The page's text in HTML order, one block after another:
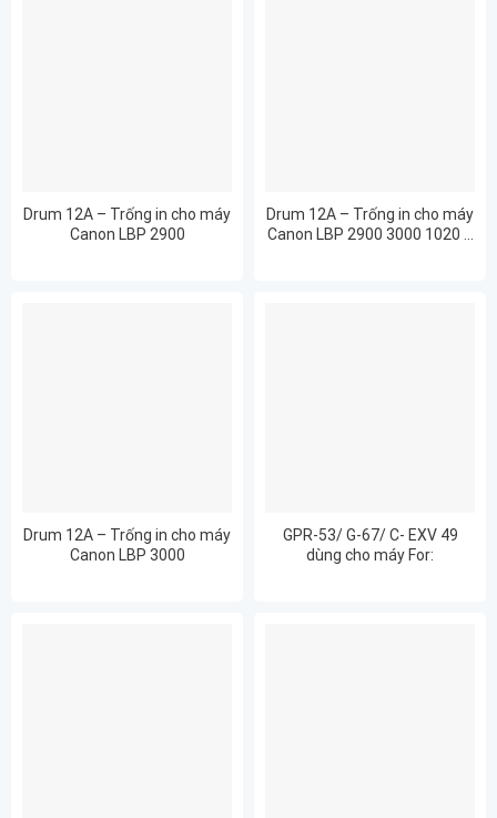
Drum 12A – Trống in cho máy
Canon LBP 2900
Drum 12A – Trống in cho máy
Canon LBP 2900 3000 1020 …
Drum 12A – Trống in cho máy
Canon LBP 3000
GPR-53/ G-67/ C- EXV 49
dùng cho máy For: